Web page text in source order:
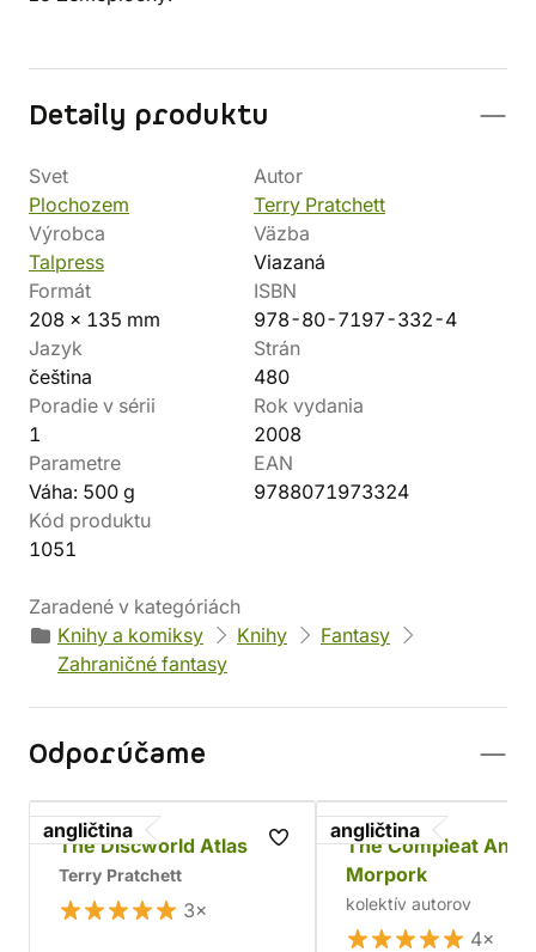
Detaily produktu
Svet
Plochozem
Autor
Terry Pratchett
Výrobca
Talpress
Väzba
Viazaná
Formát
208 x 135 mm
ISBN
978-80-7197-332-4
Jazyk
čeština
Strán
480
Poradie v sérii
1
Rok vydania
2008
Parametre
Váha: 500 g
EAN
9788071973324
Kód produktu
1051
Zaradené v kategóriách
Knihy a komiksy
Knihy
Fantasy
Zahraničné fantasy
Odporúčame
angličtina
The Discworld Atlas
Terry Pratchett
3×
angličtina
The Compleat
Morpork
kolektív autorov
4×